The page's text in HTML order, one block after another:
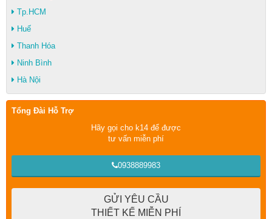
Tp.HCM
Huế
Thanh Hóa
Ninh Bình
Hà Nội
Tổng Đài Hỗ Trợ
Hãy gọi cho k14 để được
tư vấn miễn phí
0938889983
GỬI YÊU CẦU
THIẾT KẾ MIỄN PHÍ